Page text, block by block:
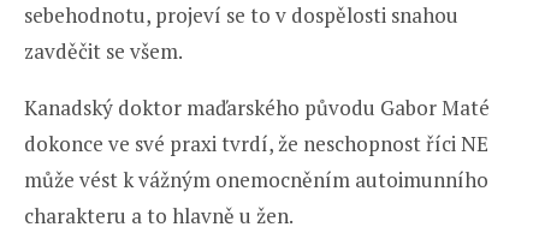
sebehodnotu, projeví se to v dospělosti snahou
zavděčit se všem.
Kanadský doktor maďarského původu Gabor Maté
dokonce ve své praxi tvrdí, že neschopnost říci NE
může vést k vážným onemocněním autoimunního
charakteru a to hlavně u žen.